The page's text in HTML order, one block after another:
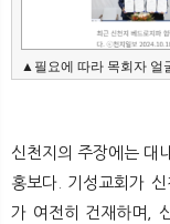
▲필요에 따라 목회자 얼
신천지의 주장에는 대
홍보다. 기성교회가
가 여전히 건재하며,